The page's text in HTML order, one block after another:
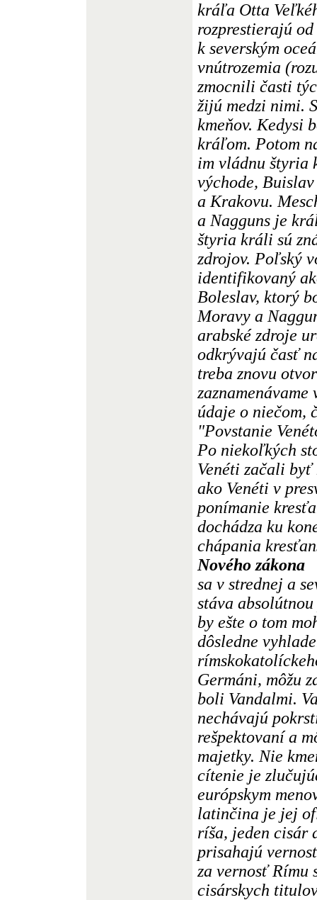
kráľa Otta
rozprestierajú od
k severským
vnútrozemia
zmocnili časti
žijú medzi nimi.
kmeňov. Kedysi
kráľom. Potom
im vládnu štyria
východe,
a Krakovu.
a Nagguns je
štyria králi sú
zdrojov. Poľský
identifikovaný
Boleslav, ktorý
Moravy a
arabské zdroje
odkrývajú časť
treba znovu
údaje o niečom,
"Povstanie
Po niekoľkých
Venéti začali
ako Venéti v
ponímanie
dochádza ku
chápania
Nového zákona
sa v strednej a
stáva
by ešte o tom
dôsledne
Germáni, môžu
boli Vandalmi.
nechávajú
rešpektovaní a
majetky. Nie
cítenie je
európskym
latinčina je jej
ríša, jeden cisár
prisahajú
za vernosť Rímu
cisárskych